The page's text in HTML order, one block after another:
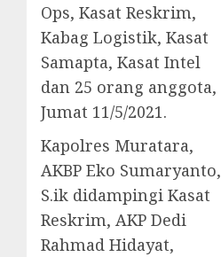
Ops, Kasat Reskrim,
Kabag Logistik, Kasat
Samapta, Kasat Intel
dan 25 orang anggota,
Jumat 11/5/2021.
Kapolres Muratara,
AKBP Eko Sumaryanto,
S.ik didampingi Kasat
Reskrim, AKP Dedi
Rahmad Hidayat,